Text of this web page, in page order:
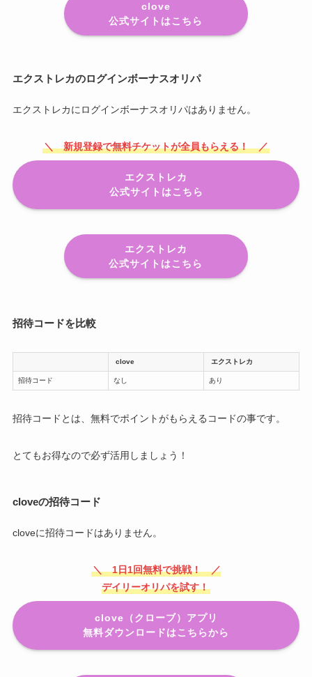
clove
公式サイトはこちら
エクストレカのログインボーナスオリパ
エクストレカにログインボーナスオリパはありません。
＼ 新規登録で無料チケットが全員もらえる！ ／
エクストレカ
公式サイトはこちら
エクストレカ
公式サイトはこちら
招待コードを比較
clove エクストレカ
招待コード なし あり
招待コードとは、無料でポイントがもらえるコードの事です。
とてもお得なので必ず活用しましょう！
cloveの招待コード
cloveに招待コードはありません。
＼ 1日1回無料で挑戦！ ／
デイリーオリパを試す！
clove（クローブ）アプリ
無料ダウンロードはこちらから